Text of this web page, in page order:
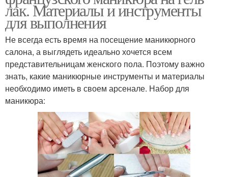
лак. Материалы и инструменты
для выполнения
Не всегда есть время на посещение маникюрного
салона, а выглядеть идеально хочется всем
представительницам женского пола. Поэтому важно
знать, какие маникюрные инструменты и материалы
необходимо иметь в своем арсенале. Набор для
маникюра: